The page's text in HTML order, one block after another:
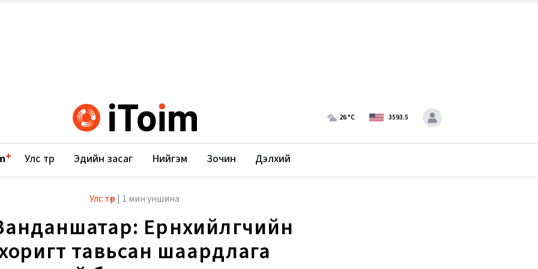
26°C 3593.5
+ Улс төр Эдийн засаг Нийгэм Зочин Дэлхий
Улс төр | 1 мин уншина
Ерөнхийлөгчийн
тавьсан шаардлага